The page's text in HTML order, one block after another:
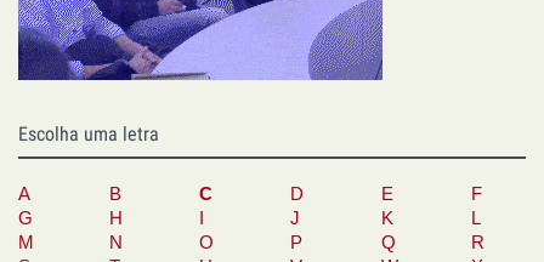
Escolha uma letra
A B C D E
F
G
H J K
L
M
N O P Q
R